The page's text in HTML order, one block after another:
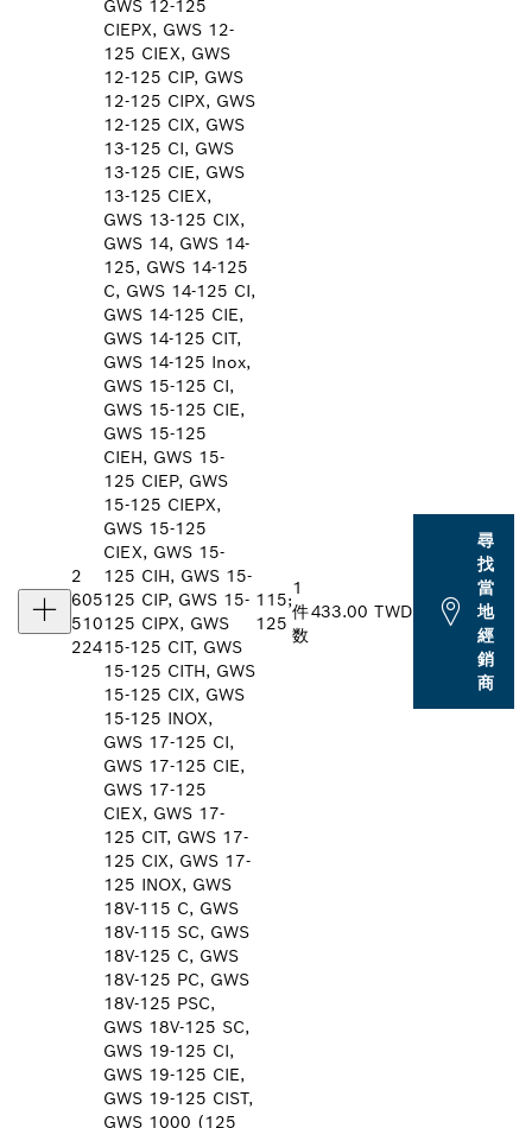
2
605
510
224
GWS 12-125
CIEPX, GWS 12-
125 CIEX, GWS
12-125 CIP, GWS
12-125 CIPX, GWS
12-125 CIX, GWS
13-125 CI, GWS
13-125 CIE, GWS
13-125 CIEX,
GWS 13-125 CIX,
GWS 14, GWS 14-
125, GWS 14-125
C, GWS 14-125 CI,
GWS 14-125 CIE,
GWS 14-125 CIT,
GWS 14-125 Inox,
GWS 15-125 CI,
GWS 15-125 CIE,
GWS 15-125
CIEH, GWS 15-
125 CIEP, GWS
15-125 CIEPX,
GWS 15-125
CIEX, GWS 15-
125 CIH, GWS 15-
125 CIP, GWS 15-
125 CIPX, GWS
15-125 CIT, GWS
15-125 CITH, GWS
15-125 CIX, GWS
15-125 INOX,
GWS 17-125 CI,
GWS 17-125 CIE,
GWS 17-125
CIEX, GWS 17-
125 CIT, GWS 17-
125 CIX, GWS 17-
125 INOX, GWS
18V-115 C, GWS
18V-115 SC, GWS
18V-125 C, GWS
18V-125 PC, GWS
18V-125 PSC,
GWS 18V-125 SC,
GWS 19-125 CI,
GWS 19-125 CIE,
GWS 19-125 CIST,
GWS 1000 (125
115;
125
1
件
数
433.00 TWD
尋
找
當
地
經
銷
商